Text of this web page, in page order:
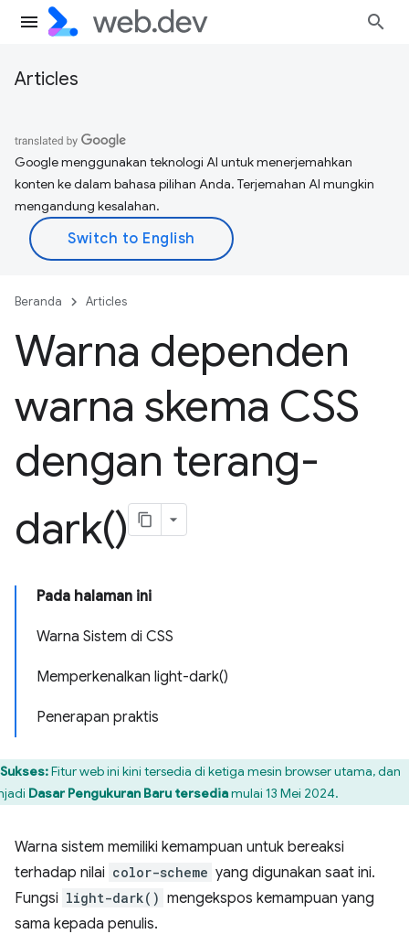
Articles
Google menggunakan teknologi AI untuk menerjemahkan
konten ke dalam bahasa pilihan Anda. Terjemahan AI mungkin
mengandung kesalahan.
Beranda Articles
Warna dependen
warna skema CSS
dengan terang-
dark()
Pada halaman ini
Warna Sistem di CSS
Memperkenalkan light-dark()
Penerapan praktis
Sukses:Fitur web ini kini tersedia di ketiga mesin browser utama, dan
Dasar Pengukuran Baru tersediamulai 13 Mei 2024.
Warna sistem memiliki kemampuan untuk bereaksi
terhadap nilai color-scheme yang digunakan saat ini.
Fungsi light-dark() mengekspos kemampuan yang
sama kepada penulis.